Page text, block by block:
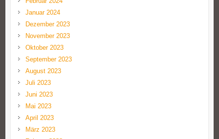
Januar 2024
Dezember 2023
November 2023
Oktober 2023
September 2023
August 2023
Juli 2023
Juni 2023
Mai 2023
April 2023
März 2023